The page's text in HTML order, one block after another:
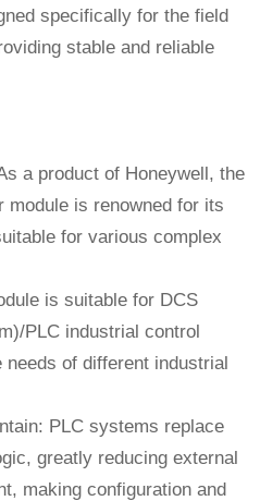
specifically for the field
stable and reliable
a product of Honeywell, the
module is renowned for its
for various complex
is suitable for DCS
PLC industrial control
of different industrial
PLC systems replace
greatly reducing external
making configuration and